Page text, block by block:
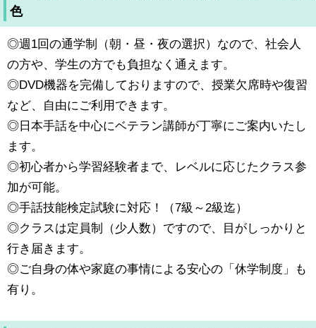
色
◎週1回の通学制（朝・昼・夜の選択）なので、社会人
の方や、学生の方でも負担なく通えます。
◎DVD機器を完備しておりますので、授業欠席時や復習
など、自由にご利用できます。
◎日本手話を中心にベテラン講師が丁寧にご案内いたし
ます。
◎初心者から学習経験者まで、レベルに応じたクラス参
加が可能。
◎手話技能検定試験に対応！（7級～2級迄）
◎クラスは定員制（少人数）ですので、目がしっかりと
行き届きます。
◎ご自身の体や家庭の事情による安心の「休学制度」も
有り。